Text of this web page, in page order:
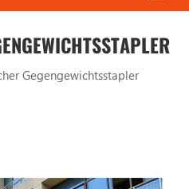
Gegengewichtsstapler